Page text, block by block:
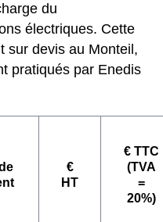
du
électriques. Cette
sur devis au Monteil,
pratiqués par Enedis
€
HT
€ TTC
(TVA
=
20%)